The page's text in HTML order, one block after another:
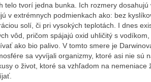
telo tvorí jedna bunka. Ich rozmery dosahujú
v extrémnych podmienkach ako: bez
solí, či pri vysokých teplotách. I dnes
vôd, pričom spájajú oxid uhličitý s vodíkom,
ako bio palivo. V tomto smere je
sa vyvíjali organizmy, ktoré asi nie sú
o život, ktoré sa vzhľadom na nemeniace